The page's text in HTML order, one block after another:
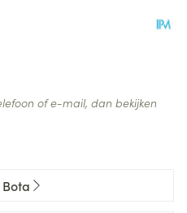
of e-mail, dan bekijken